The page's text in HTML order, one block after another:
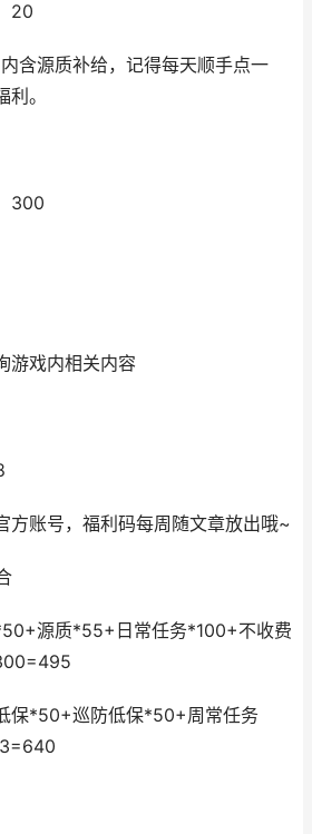
20
源质补给，记得每天顺手点一
。
300
戏内相关内容
账号，福利码每周随文章放出哦~
源质*55+日常任务*100+不收费
*50+巡防低保*50+周常任务